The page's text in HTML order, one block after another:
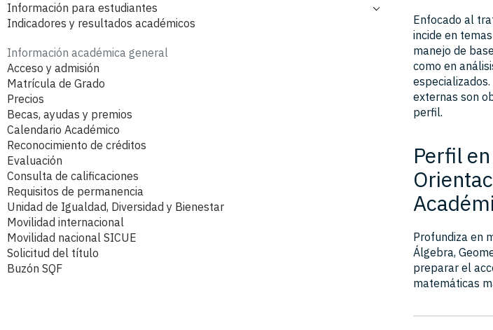
Responsables académicos
Estructura e Itinerarios
Asignaturas y Guías Docentes
Curso 2026-2027
Curso 2025-2026
Curso 2024-2025
Curso 2023-2024
Curso 2022-2023
SAIC Seguimiento del título e indicadores
Documentación oficial del título
Calendario de implantación
Información para estudiantes
Estudiantes con necesidades especiales
Tutorías académicas
Exámenes
Prácticas externas curriculares
Trabajo Fin de Grado
Formularios
Normativa académica
Indicadores y resultados académicos
Información académica general
Acceso y admisión
Matrícula de Grado
Precios
Becas, ayudas y premios
Calendario Académico
Reconocimiento de créditos
Evaluación
Consulta de calificaciones
Requisitos de permanencia
Unidad de Igualdad, Diversidad y Bienestar
Movilidad internacional
Movilidad nacional SICUE
Solicitud del título
Buzón SQF
Enfocado al
incide en
manejo de
como en
externas son
perfil.
Perfil en
Profundiza en
Álgebra,
preparar el
matemáticas